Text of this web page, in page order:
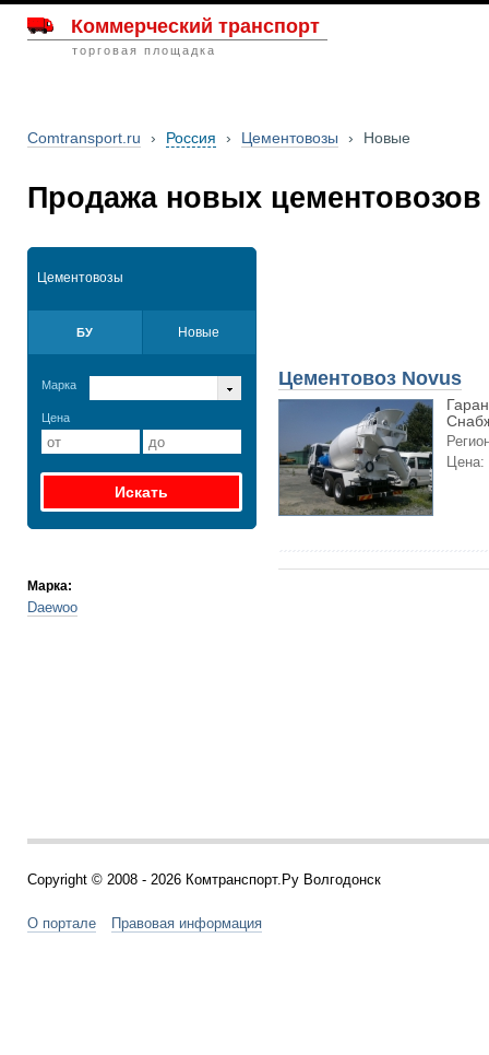
Коммерческий транспорт
торговая площадка
Comtransport.ru › Россия › Цементовозы › Новые
Продажа новых цементовозов
Цементовозы
БУ Новые
Марка
Цена
Марка:
Daewoo
Цементовоз Novus
Цена:
Copyright © 2008 - 2026 Комтранспорт.Ру Волгодонск
О портале Правовая информация